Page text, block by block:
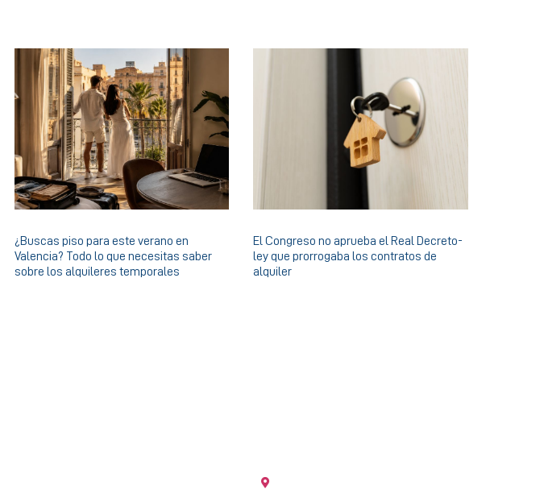
¿Buscas piso para este verano en
Valencia? Todo lo que necesitas saber
sobre los alquileres temporales
El Congreso no aprueba el Real Decreto-
ley que prorrogaba los contratos de
alquiler